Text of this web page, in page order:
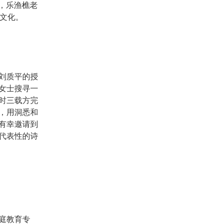
乐渔樵老
化。
质平的授
士搜寻一
三载方完
用洞悉和
幸邀请到
表性的诗
教育专